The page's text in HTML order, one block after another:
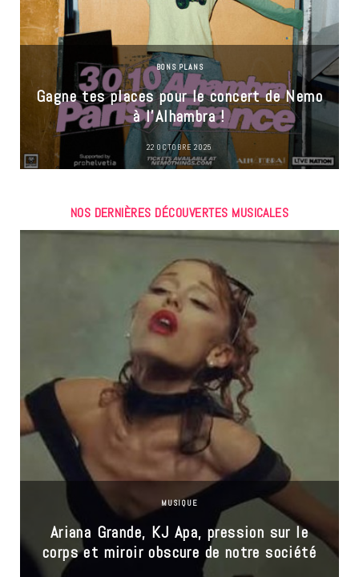
BONS PLANS
Gagne tes places pour le concert de Nemo
à l’Alhambra !
22 OCTOBRE 2025
NOS DERNIÈRES DÉCOUVERTES MUSICALES
MUSIQUE
Ariana Grande, KJ Apa, pression sur le
corps et miroir obscure de notre société